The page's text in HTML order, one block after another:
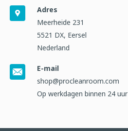
Adres
Meerheide 231
5521 DX, Eersel
Nederland
E-mail
shop@procleanroom.com
Op werkdagen binnen 24 uur